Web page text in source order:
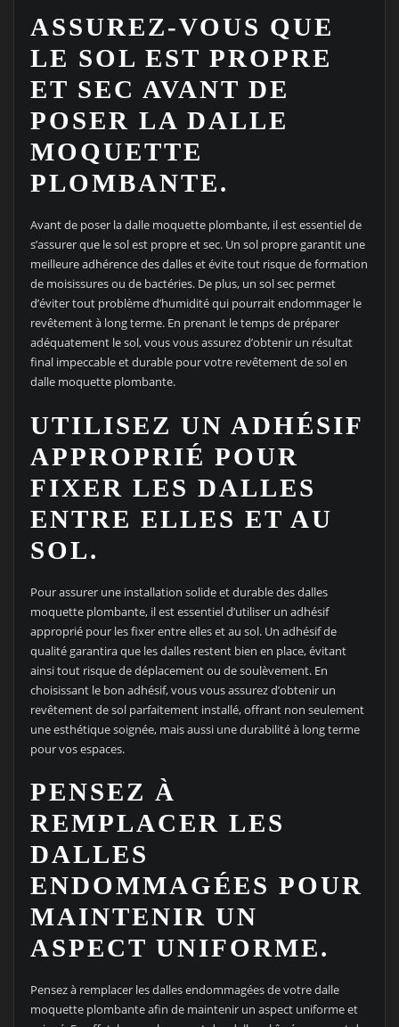
ASSUREZ-VOUS QUE
LE SOL EST PROPRE
ET SEC AVANT DE
POSER LA DALLE
MOQUETTE
PLOMBANTE.
Avant de poser la dalle moquette plombante, il est essentiel de
s’assurer que le sol est propre et sec. Un sol propre garantit une
meilleure adhérence des dalles et évite tout risque de formation
de moisissures ou de bactéries. De plus, un sol sec permet
d’éviter tout problème d’humidité qui pourrait endommager le
revêtement à long terme. En prenant le temps de préparer
adéquatement le sol, vous vous assurez d’obtenir un résultat
final impeccable et durable pour votre revêtement de sol en
dalle moquette plombante.
UTILISEZ UN ADHÉSIF
APPROPRIÉ POUR
FIXER LES DALLES
ENTRE ELLES ET AU
SOL.
Pour assurer une installation solide et durable des dalles
moquette plombante, il est essentiel d’utiliser un adhésif
approprié pour les fixer entre elles et au sol. Un adhésif de
qualité garantira que les dalles restent bien en place, évitant
ainsi tout risque de déplacement ou de soulèvement. En
choisissant le bon adhésif, vous vous assurez d’obtenir un
revêtement de sol parfaitement installé, offrant non seulement
une esthétique soignée, mais aussi une durabilité à long terme
pour vos espaces.
PENSEZ À
REMPLACER LES
DALLES
ENDOMMAGÉES POUR
MAINTENIR UN
ASPECT UNIFORME.
Pensez à remplacer les dalles endommagées de votre dalle
moquette plombante afin de maintenir un aspect uniforme et